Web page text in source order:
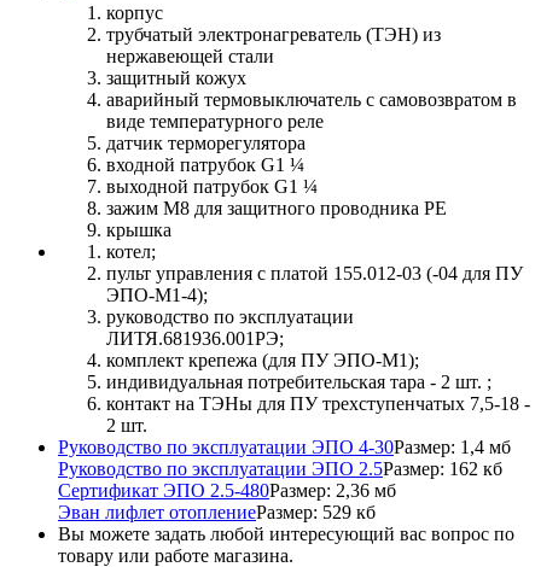
корпус
трубчатый электронагреватель (ТЭН) из
нержавеющей стали
защитный кожух
аварийный термовыключатель с самовозвратом в
виде температурного реле
датчик терморегулятора
входной патрубок G1 ¼
выходной патрубок G1 ¼
зажим М8 для защитного проводника РЕ
крышка
котел;
пульт управления с платой 155.012-03 (-04 для ПУ
ЭПО-М1-4);
руководство по эксплуатации
ЛИТЯ.681936.001РЭ;
комплект крепежа (для ПУ ЭПО-М1);
индивидуальная потребительская тара - 2 шт. ;
контакт на ТЭНы для ПУ трехступенчатых 7,5-18 -
2 шт.
Руководство по эксплуатации ЭПО 4-30Размер: 1,4 мб
Руководство по эксплуатации ЭПО 2.5Размер: 162 кб
Сертификат ЭПО 2.5-480Размер: 2,36 мб
Эван лифлет отоплениеРазмер: 529 кб
Вы можете задать любой интересующий вас вопрос по
товару или работе магазина.